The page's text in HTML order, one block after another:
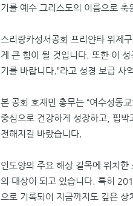
기를 예수 그리스도의 이름으로 축
스리랑카성서공회 프리얀타 위제
게 큰 힘이 될 것입니다
또한 이
기를 바랍니다 .”라고 성경 보급 사
본 공회 호재민 총무는 “여수성동
중심으로 건강하게 성장하고
핍박
전해지길 바랐습니다
인도양의 주요 해상 길목에 위치
의 대상이 되고 있습니다 특히
으로 기록되어 지금까지도 깊은 상